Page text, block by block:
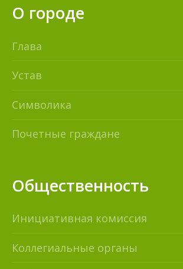
О городе
Глава
Устав
Символика
Почетные граждане
Общественность
Инициативная комиссия
Коллегиальные органы